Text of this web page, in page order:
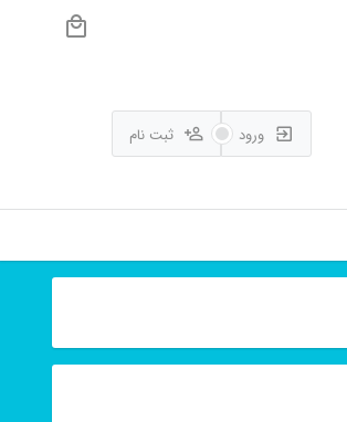
ورود ثبت نام